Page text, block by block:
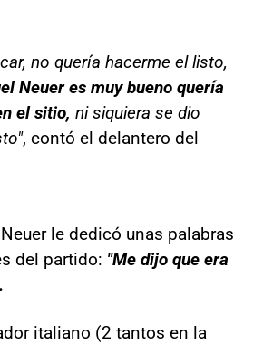
no quería hacerme el listo,
Neuer es muy bueno quería
el sitio, ni siquiera se dio
, contó el delantero del
le dedicó unas palabras
del partido: "Me dijo que era
italiano (2 tantos en la